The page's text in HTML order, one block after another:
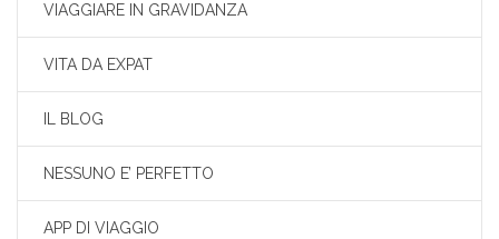
VIAGGIARE IN GRAVIDANZA
VITA DA EXPAT
IL BLOG
NESSUNO E’ PERFETTO
APP DI VIAGGIO